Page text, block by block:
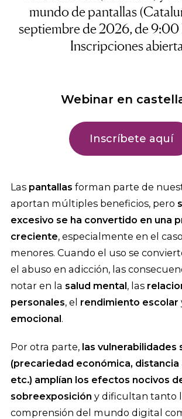
mundo de pantallas
septiembre de 2026, de 9:00
Inscripciones
Webinar en
Inscríbete aquí
Las pantallas forman parte de
aportan múltiples beneficios, pero
excesivo se ha convertido en una
creciente, especialmente en el
menores. Cuando el uso se
el abuso en adicción, las
notar en la salud mental, las
personales, el rendimiento escolar
emocional.
Por otra parte, las vulnerabilidades
(precariedad económica, distancia
etc.) amplían los efectos nocivos
sobreexposición y dificultan tanto
comprensión del mundo digital